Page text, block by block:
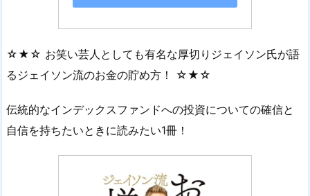
☆★☆ お笑い芸人としても有名な厚切りジェイソン氏が語
るジェイソン流のお金の貯め方！ ☆★☆
伝統的なインデックスファンドへの投資についての確信と
自信を持ちたいときに読みたい1冊！